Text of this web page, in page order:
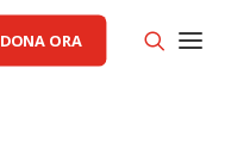
DONA ORA